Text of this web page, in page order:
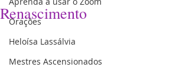
Orações
Heloísa Lassálvia
Mestres Ascensionados
Renascimento